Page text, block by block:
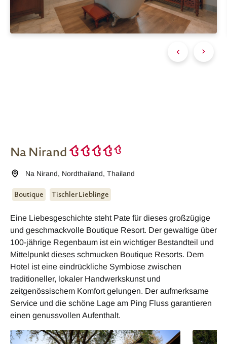
Na Nirand
Na Nirand, Nordthailand,Thailand
Boutique Tischler Lieblinge
Eine Liebesgeschichte steht Pate für dieses großzügige
und geschmackvolle Boutique Resort. Der gewaltige über
100-jährige Regenbaum ist ein wichtiger Bestandteil und
Mittelpunkt dieses schmucken Boutique Resorts. Dem
Hotel ist eine eindrückliche Symbiose zwischen
traditioneller, lokaler Handwerkskunst und
zeitgenössischem Komfort gelungen. Der aufmerksame
Service und die schöne Lage am Ping Fluss garantieren
einen genussvollen Aufenthalt.